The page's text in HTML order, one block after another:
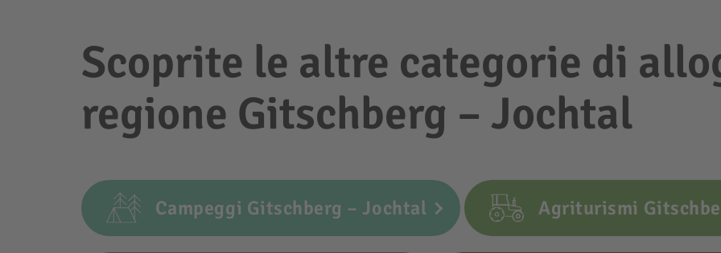
Scoprite le altre categorie di
regione Gitschberg – Jochtal
Campeggi Gitschberg – Jochtal Agriturismi